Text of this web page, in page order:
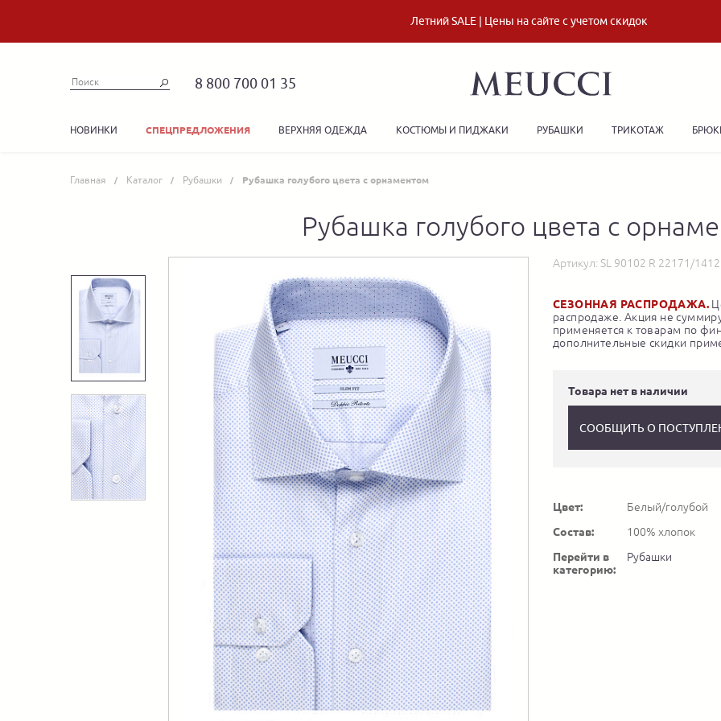
Летний SALE | Цены на сайте с учетом скидок
8 800 700 01 35
НОВИНКИ СПЕЦПРЕДЛОЖЕНИЯ ВЕРХНЯЯ ОДЕЖДА КОСТЮМЫ И ПИДЖАКИ РУБАШКИ ТРИКОТАЖ
Главная Каталог Рубашки Рубашка голубого цвета с орнаментом
Рубашка голубого цвета с
Артикул: SL 90102 R 22171/
СЕЗОННАЯ РАСПРОДАЖА.
распродаже. Акция не
применяется к товарам по
дополнительные скидки
Товара нет в наличии
СООБЩИТЬ О
Цвет:
Белый/голубой
Состав:
100% хлопок
Перейти в
категорию:
Рубашки